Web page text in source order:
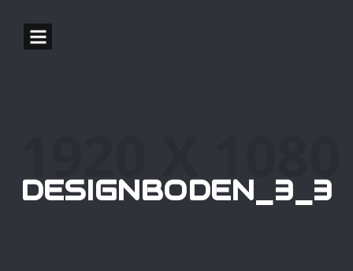
DESIGNBODEN_3_3